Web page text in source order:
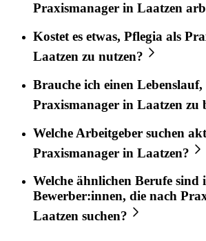
Praxismanager in Laatzen
Kostet es etwas, Pflegia als
Laatzen zu nutzen?
Brauche ich einen
Praxismanager in Laatzen zu
Welche Arbeitgeber suchen
Praxismanager in Laatzen?
Welche ähnlichen Berufe sind
Bewerber:innen, die nach
Laatzen suchen?